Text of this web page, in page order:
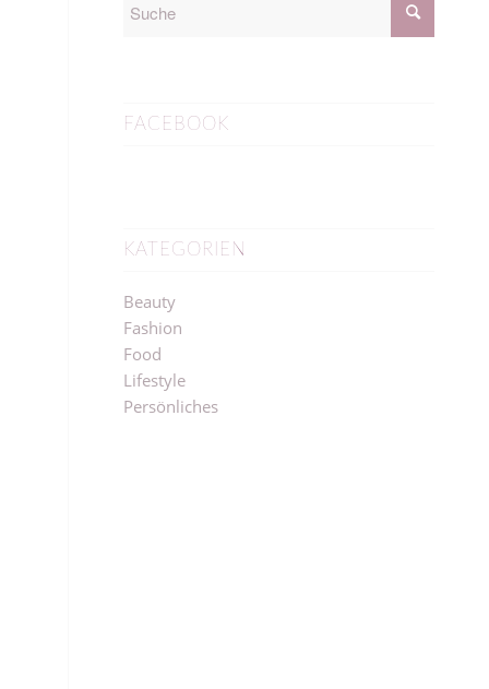
FACEBOOK
KATEGORIEN
Beauty
Fashion
Food
Lifestyle
Persönliches